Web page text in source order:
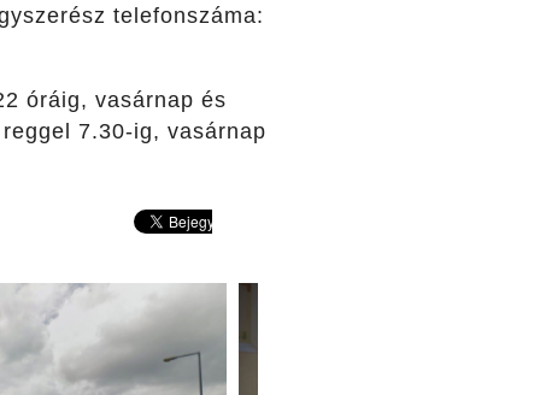
telefonszáma:
óráig, vasárnap és
7.30-ig, vasárnap